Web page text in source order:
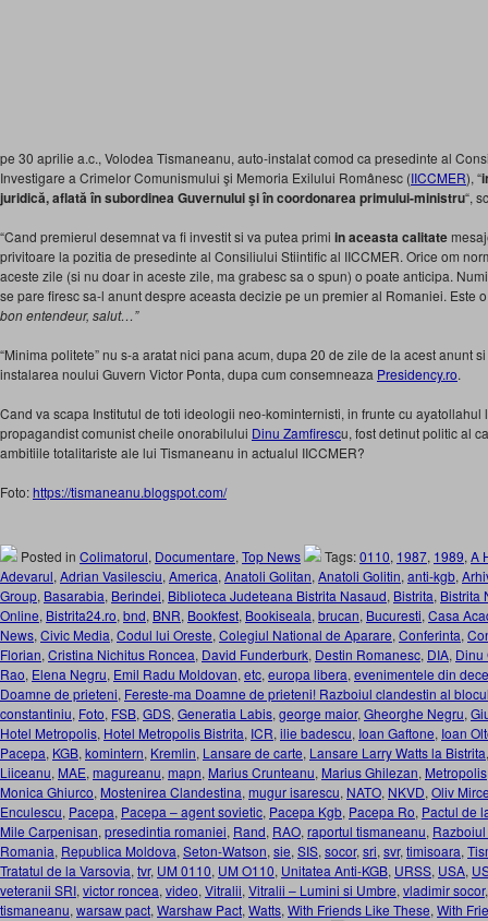
pe 30 aprilie a.c., Volodea Tismaneanu, auto-instalat comod ca presedinte al
Investigare a Crimelor Comunismului şi Memoria Exilului Românesc (IICCMER), “
juridică, aflată în subordinea Guvernului şi în coordonarea primului-ministru“,
“Cand premierul desemnat va fi investit si va putea primi in aceasta calitate
privitoare la pozitia de presedinte al Consiliului Stiintific al IICCMER. Orice om
aceste zile (si nu doar in aceste zile, ma grabesc sa o spun) o poate anticipa.
se pare firesc sa-l anunt despre aceasta decizie pe un premier al Romaniei. Este
bon entendeur, salut…”
“Minima politete” nu s-a aratat nici pana acum, dupa 20 de zile de la acest anunt
instalarea noului Guvern Victor Ponta, dupa cum consemneaza Presidency.ro.
Cand va scapa Institutul de toti ideologii neo-kominternisti, in frunte cu ayatollahul
propagandist comunist cheile onorabilului Dinu Zamfirescu, fost detinut politic al
ambitiile totalitariste ale lui Tismaneanu in actualul IICCMER?
Foto:https://tismaneanu.blogspot.com/
Posted in Colimatorul, Documentare, Top News Tags:0110, 1987, 1989, A
Adevarul, Adrian Vasilesciu, America, Anatoli Golitan, Anatoli Golitin, anti-kgb,
Group, Basarabia, Berindei, Biblioteca Judeteana Bistrita Nasaud, Bistrita, Bistrita
Online, Bistrita24.ro, bnd, BNR, Bookfest, Bookiseala, brucan, Bucuresti, Casa
News, Civic Media, Codul lui Oreste, Colegiul National de Aparare, Conferinta,
Florian, Cristina Nichitus Roncea, David Funderburk, Destin Romanesc, DIA, Dinu
Rao, Elena Negru, Emil Radu Moldovan, etc, europa libera, evenimentele din
Doamne de prieteni, Fereste-ma Doamne de prieteni! Razboiul clandestin al
constantiniu, Foto, FSB, GDS, Generatia Labis, george maior, Gheorghe Negru,
Hotel Metropolis, Hotel Metropolis Bistrita, ICR, ilie badescu, Ioan Gaftone, Ioan
Pacepa, KGB, komintern, Kremlin, Lansare de carte, Lansare Larry Watts la Bistrita
Liiceanu, MAE, magureanu, mapn, Marius Crunteanu, Marius Ghilezan, Metropolis
Monica Ghiurco, Mostenirea Clandestina, mugur isarescu, NATO, NKVD, Oliv
Enculescu, Pacepa, Pacepa – agent sovietic, Pacepa Kgb, Pacepa Ro, Pactul de
Mile Carpenisan, presedintia romaniei, Rand, RAO, raportul tismaneanu,
Romania, Republica Moldova, Seton-Watson, sie, SIS, socor, sri, svr, timisoara,
Tratatul de la Varsovia, tvr, UM 0110, UM O110, Unitatea Anti-KGB, URSS, USA,
veteranii SRI, victor roncea, video, Vitralii, Vitralii – Lumini si Umbre, vladimir socor
tismaneanu, warsaw pact, Warshaw Pact, Watts, With Friends Like These, With